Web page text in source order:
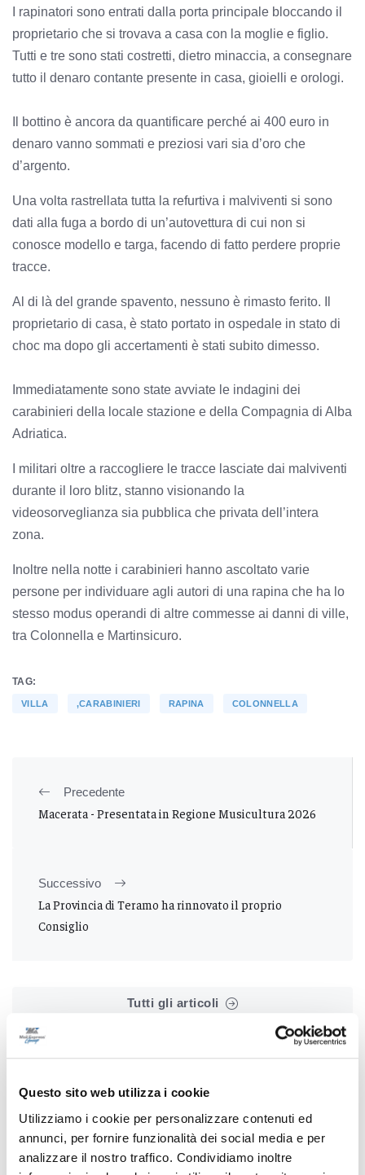
Questo sito web utilizza i cookie
Utilizziamo i cookie per personalizzare contenuti ed
annunci, per fornire funzionalità dei social media e per
analizzare il nostro traffico. Condividiamo inoltre
I rapinatori sono entrati dalla porta principale bloccando il
proprietario che si trovava a casa con la moglie e figlio.
Tutti e tre sono stati costretti, dietro minaccia, a consegnare
tutto il denaro contante presente in casa, gioielli e orologi.
Il bottino è ancora da quantificare perché ai 400 euro in
denaro vanno sommati e preziosi vari sia d’oro che
d’argento.
Una volta rastrellata tutta la refurtiva i malviventi si sono
dati alla fuga a bordo di un’autovettura di cui non si
conosce modello e targa, facendo di fatto perdere proprie
tracce.
Al di là del grande spavento, nessuno è rimasto ferito. Il
proprietario di casa, è stato portato in ospedale in stato di
choc ma dopo gli accertamenti è stati subito dimesso.
Immediatamente sono state avviate le indagini dei
carabinieri della locale stazione e della Compagnia di Alba
Adriatica.
I militari oltre a raccogliere le tracce lasciate dai malviventi
durante il loro blitz, stanno visionando la
videosorveglianza sia pubblica che privata dell’intera
zona.
Inoltre nella notte i carabinieri hanno ascoltato varie
persone per individuare agli autori di una rapina che ha lo
stesso modus operandi di altre commesse ai danni di ville,
tra Colonnella e Martinsicuro.
TAG:
VILLA ,CARABINIERI RAPINA COLONNELLA
Precedente
Macerata - Presentata in Regione Musicultura 2026
Successivo
La Provincia di Teramo ha rinnovato il proprio
Consiglio
Tutti gli articoli
Correlati